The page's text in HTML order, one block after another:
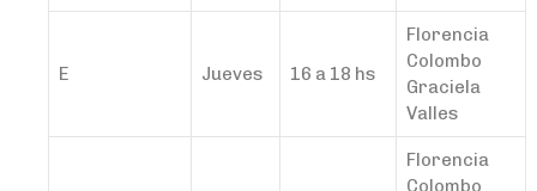
E Jueves 16 a 18 hs
Florencia
Colombo
Graciela
Valles
Florencia
Colombo